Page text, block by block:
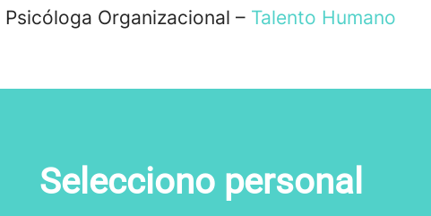
Psicóloga Organizacional – Talento Humano
Selecciono personal